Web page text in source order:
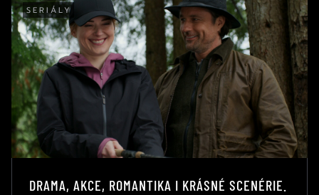
SERIÁLY
DRAMA, AKCE, ROMANTIKA I KRÁSNÉ SCENÉRIE.